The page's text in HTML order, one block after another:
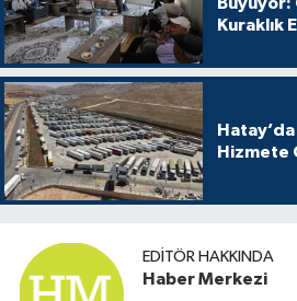
Kuraklık
Hatay’da
Hizmete
EDITÖR HAKKINDA
Haber Merkezi